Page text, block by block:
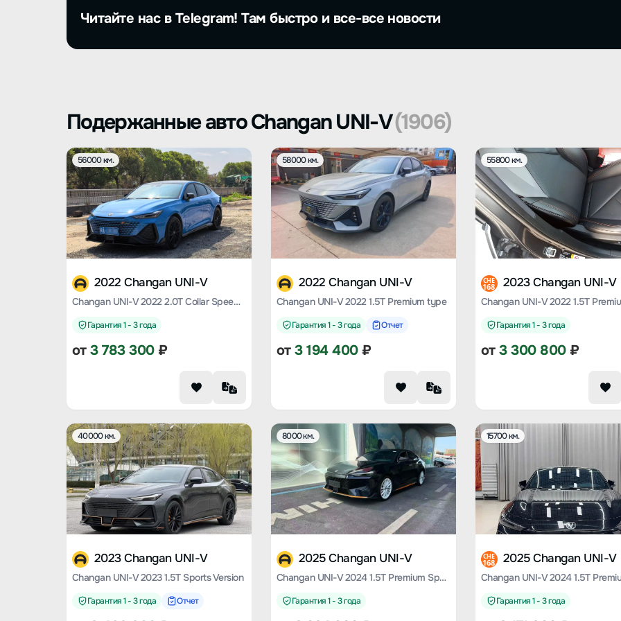
Читайте нас в Telegram! Там быстро и все-все новости
Подержанные авто Changan UNI-V(1906)
56000 км.
2022 Changan UNI-V
Changan UNI-V 2022 2.0T Collar Speed Version
Гарантия 1 - 3 года
от3 783 300₽
58000 км.
2022 Changan UNI-V
Changan UNI-V 2022 1.5T Premium type
Гарантия 1 - 3 года Отчет
от3 194 400₽
55800 км.
CHE
168 2023 Changan UNI-V
Changan UNI-V 2022 1.5T
Гарантия 1 - 3 года
от3 300 800₽
40000 км.
2023 Changan UNI-V
Changan UNI-V 2023 1.5T Sports Version
Гарантия 1 - 3 года Отчет
8000 км.
2025 Changan UNI-V
Changan UNI-V 2024 1.5T Premium Sports Type
Гарантия 1 - 3 года
15700 км.
CHE
168 2025 Changan UNI-V
Changan UNI-V 2024 1.5T
Гарантия 1 - 3 года